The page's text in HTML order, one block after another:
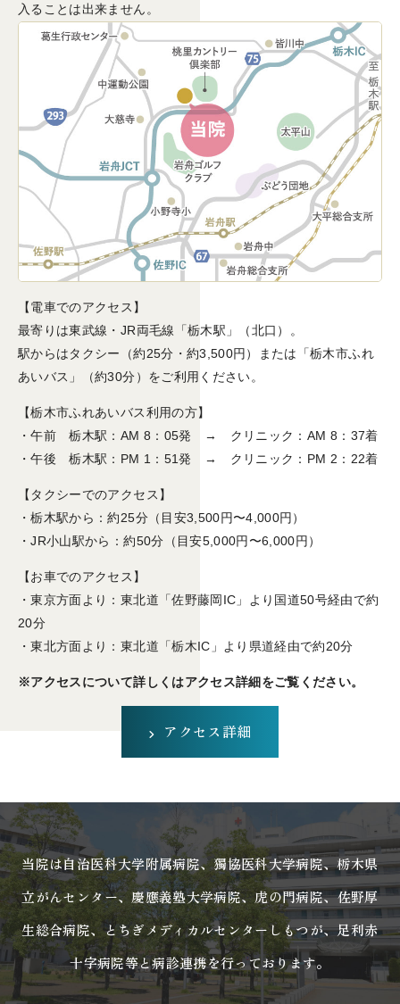
入ることは出来ません。
【電車でのアクセス】
最寄りは東武線・JR両毛線「栃木駅」（北口）。
駅からはタクシー（約25分・約3,500円）または「栃木市ふれ
あいバス」（約30分）をご利用ください。
【栃木市ふれあいバス利用の方】
・午前 栃木駅：AM 8：05発 → クリニック：AM 8：37着
・午後 栃木駅：PM 1：51発 → クリニック：PM 2：22着
【タクシーでのアクセス】
・栃木駅から：約25分（目安3,500円〜4,000円）
・JR小山駅から：約50分（目安5,000円〜6,000円）
【お車でのアクセス】
・東京方面より：東北道「佐野藤岡IC」より国道50号経由で約
20分
・東北方面より：東北道「栃木IC」より県道経由で約20分
※アクセスについて詳しくはアクセス詳細をご覧ください。
アクセス詳細
当院は自治医科大学附属病院、獨協医科大学病院、栃木県
立がんセンター、慶應義塾大学病院、虎の門病院、佐野厚
生総合病院、とちぎメディカルセンターしもつが、足利赤
十字病院等と病診連携を行っております。